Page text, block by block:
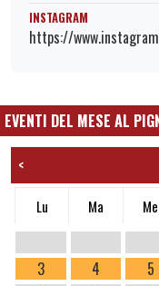
INSTAGRAM
https://
EVENTI DEL MESE AL
<
Lu Ma Me
3
4 5